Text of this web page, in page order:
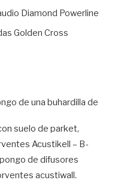
Diamond Powerline
Golden Cross
de una buhardilla de
suelo de parket,
Acustikell – B-
de difusores
acustiwall.